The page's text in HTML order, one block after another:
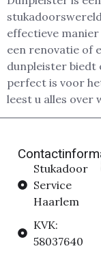
effectieve
een renovatie of
dunpleister biedt
perfect is voor
leest u alles over
Stukadoor
Service
Haarlem
KVK:
58037640